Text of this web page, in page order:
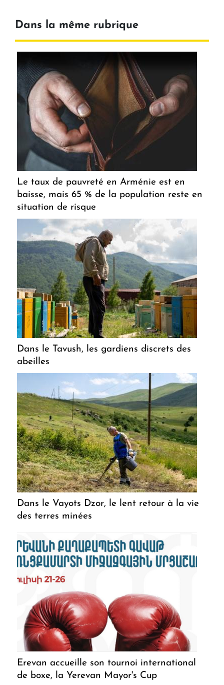
Dans la même rubrique
Le taux de pauvreté en Arménie est en
baisse, mais 65 % de la population reste en
situation de risque
Dans le Tavush, les gardiens discrets des
abeilles
Dans le Vayots Dzor, le lent retour à la vie
des terres minées
Erevan accueille son tournoi international
de boxe, la Yerevan Mayor's Cup